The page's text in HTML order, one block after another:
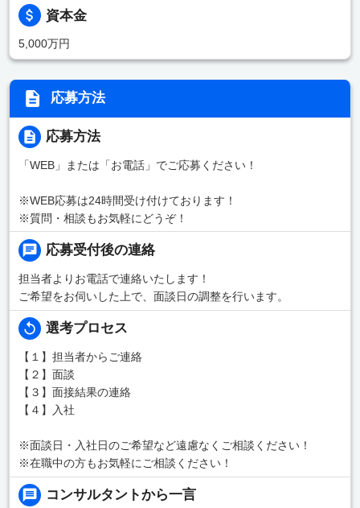
資本金
5,000万円
応募方法
応募方法
「WEB」または「お電話」でご応募ください！
※WEB応募は24時間受け付けております！
※質問・相談もお気軽にどうぞ！
応募受付後の連絡
担当者よりお電話で連絡いたします！
ご希望をお伺いした上で、面談日の調整を行います。
選考プロセス
【１】担当者からご連絡
【２】面談
【３】面接結果の連絡
【４】入社
※面談日・入社日のご希望など遠慮なくご相談ください！
※在職中の方もお気軽にご相談ください！
コンサルタントから一言